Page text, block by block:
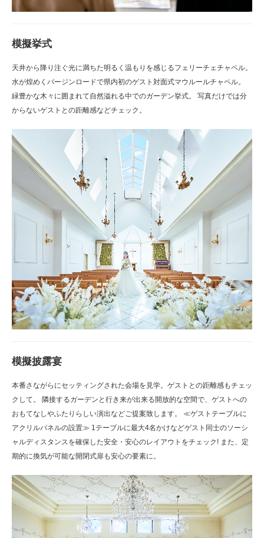
模擬挙式
天井から降り注ぐ光に満ちた明るく温もりを感じるフェリーチェチャペル。
水が煌めくバージンロードで県内初のゲスト対面式マウルールチャペル。
緑豊かな木々に囲まれて自然溢れる中でのガーデン挙式。 写真だけでは分
からないゲストとの距離感などチェック。
模擬披露宴
本番さながらにセッティングされた会場を見学。ゲストとの距離感もチェッ
クして。 隣接するガーデンと行き来が出来る開放的な空間で、ゲストへの
おもてなしやふたりらしい演出などご提案致します。 ≪ゲストテーブルに
アクリルパネルの設置≫ 1テーブルに最大4名かけなどゲスト同士のソーシ
ャルディスタンスを確保した安全・安心のレイアウトをチェック! また、定
期的に換気が可能な開閉式扉も安心の要素に。